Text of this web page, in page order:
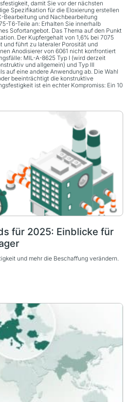
damit Sie vor der nächsten
Spezifikation für die Eloxierung erstellen
Bearbeitung und Nachbearbeitung
T6-Teile an: Erhalten Sie innerhalb
Sofortangebot. Das Thema auf den Punkt
Der Kupfergehalt von 1,6% bei 7075
und führt zu lateraler Porosität und
Anodisierer von 6061 nicht konfrontiert
MIL-A-8625 Typ I (wird derzeit
und allgemein) und Typ III
auf eine andere Anwendung ab. Die Wahl
beeinträchtigt die konstruktive
ist ein echter Kompromiss: Ein 10
für 2025: Einblicke für
und mehr die Beschaffung verändern.